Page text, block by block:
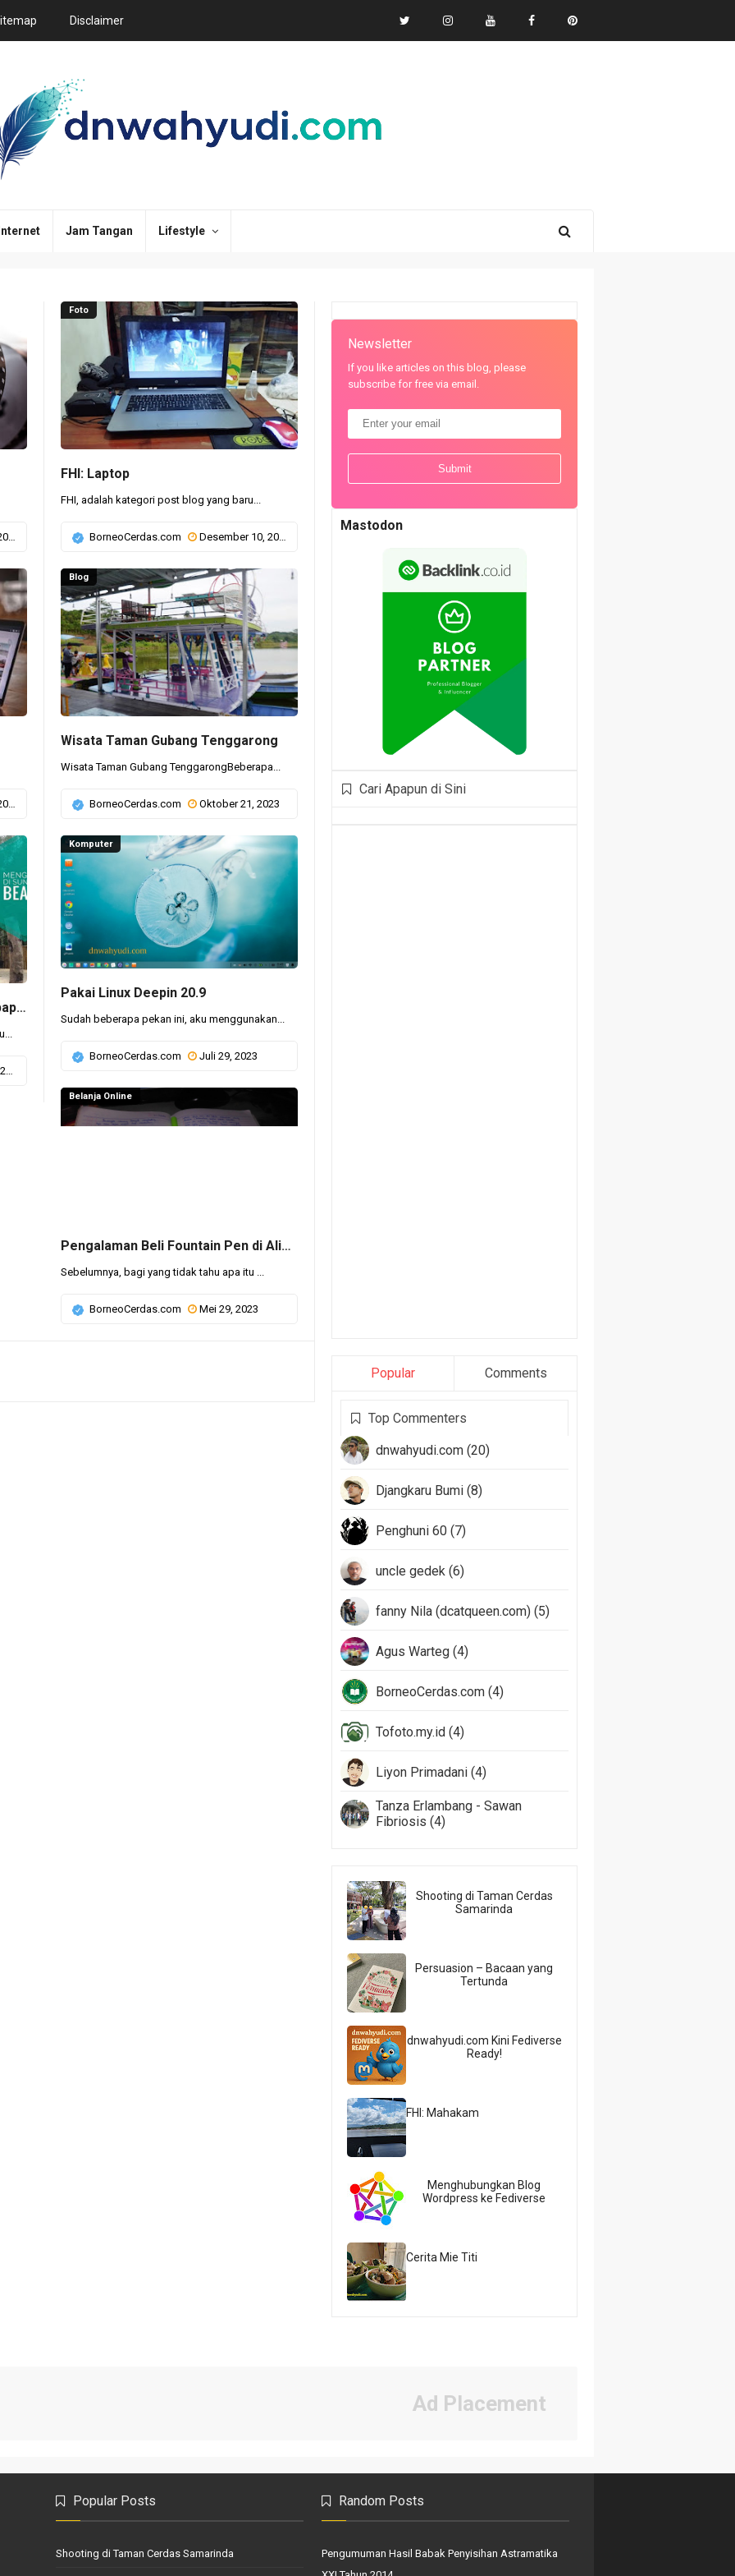
Disclaimer
Internet Jam Tangan Lifestyle
FHI: Laptop
Foto
FHI, adalah kategori post blog yang baru...
BorneoCerdas.com Desember 10, 2023
Wisata Taman Gubang Tenggarong
Blog
Wisata Taman Gubang TenggarongBeberapa...
BorneoCerdas.com Oktober 21, 2023
Menginap di SunRest Beach Balikpapan
Pakai Linux Deepin 20.9
Komputer
Sudah beberapa pekan ini, aku menggunakan...
BorneoCerdas.com Juli 29, 2023
Pengalaman Beli Fountain Pen di Aliexpress
Belanja Online
Sebelumnya, bagi yang tidak tahu apa itu ...
BorneoCerdas.com Mei 29, 2023
Newsletter
If you like articles on this blog, please
subscribe for free via email.
Mastodon
Cari Apapun di Sini
Popular Comments
Top Commenters
dnwahyudi.com (20)
Djangkaru Bumi (8)
Penghuni 60 (7)
uncle gedek (6)
fanny Nila (dcatqueen.com) (5)
Agus Warteg (4)
BorneoCerdas.com (4)
Tofoto.my.id (4)
Liyon Primadani (4)
Tanza Erlambang - Sawan
Fibriosis (4)
Shooting di Taman Cerdas
Samarinda
Persuasion – Bacaan yang
Tertunda
dnwahyudi.com Kini Fediverse
Ready!
FHI: Mahakam
Menghubungkan Blog
Wordpress ke Fediverse
Cerita Mie Titi
Ad Placement
Popular Posts
Shooting di Taman Cerdas Samarinda
Random Posts
Pengumuman Hasil Babak Penyisihan Astramatika